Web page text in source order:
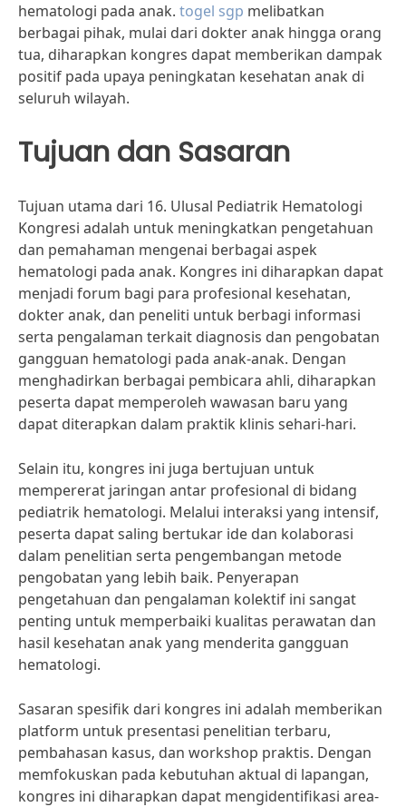
hematologi pada anak. togel sgp melibatkan
berbagai pihak, mulai dari dokter anak hingga orang
tua, diharapkan kongres dapat memberikan dampak
positif pada upaya peningkatan kesehatan anak di
seluruh wilayah.
Tujuan dan Sasaran
Tujuan utama dari 16. Ulusal Pediatrik Hematologi
Kongresi adalah untuk meningkatkan pengetahuan
dan pemahaman mengenai berbagai aspek
hematologi pada anak. Kongres ini diharapkan dapat
menjadi forum bagi para profesional kesehatan,
dokter anak, dan peneliti untuk berbagi informasi
serta pengalaman terkait diagnosis dan pengobatan
gangguan hematologi pada anak-anak. Dengan
menghadirkan berbagai pembicara ahli, diharapkan
peserta dapat memperoleh wawasan baru yang
dapat diterapkan dalam praktik klinis sehari-hari.
Selain itu, kongres ini juga bertujuan untuk
mempererat jaringan antar profesional di bidang
pediatrik hematologi. Melalui interaksi yang intensif,
peserta dapat saling bertukar ide dan kolaborasi
dalam penelitian serta pengembangan metode
pengobatan yang lebih baik. Penyerapan
pengetahuan dan pengalaman kolektif ini sangat
penting untuk memperbaiki kualitas perawatan dan
hasil kesehatan anak yang menderita gangguan
hematologi.
Sasaran spesifik dari kongres ini adalah memberikan
platform untuk presentasi penelitian terbaru,
pembahasan kasus, dan workshop praktis. Dengan
memfokuskan pada kebutuhan aktual di lapangan,
kongres ini diharapkan dapat mengidentifikasi area-